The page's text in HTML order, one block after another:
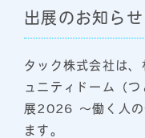
出展のお知らせ
タック株式会社は
ュニティドーム（
展2026 ～働く人の
ます。